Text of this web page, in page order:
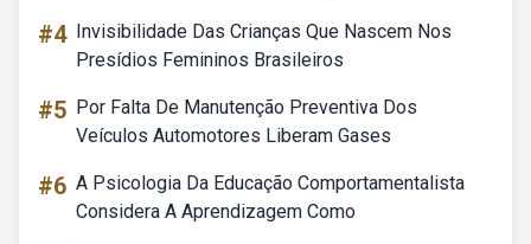
#4 Invisibilidade Das Crianças Que Nascem Nos
Presídios Femininos Brasileiros
#5 Por Falta De Manutenção Preventiva Dos
Veículos Automotores Liberam Gases
#6 A Psicologia Da Educação Comportamentalista
Considera A Aprendizagem Como